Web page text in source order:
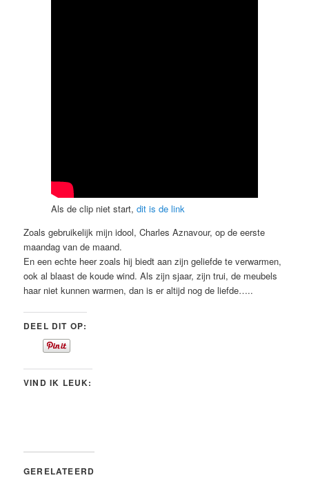
Als de clip niet start,dit is de link
Zoals gebruikelijk mijn idool, Charles Aznavour, op de eerste
maandag van de maand.
En een echte heer zoals hij biedt aan zijn geliefde te verwarmen,
ook al blaast de koude wind. Als zijn sjaar, zijn trui, de meubels
haar niet kunnen warmen, dan is er altijd nog de liefde…..
DEEL DIT OP:
VIND IK LEUK:
GERELATEERD